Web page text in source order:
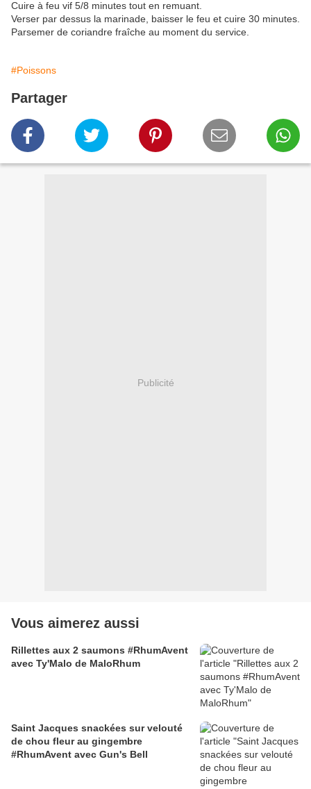
Cuire à feu vif 5/8 minutes tout en remuant.
Verser par dessus la marinade, baisser le feu et cuire 30 minutes.
Parsemer de coriandre fraîche au moment du service.
#Poissons
Partager
Publicité
Vous aimerez aussi
Rillettes aux 2 saumons #RhumAvent
avec Ty'Malo de MaloRhum
Saint Jacques snackées sur velouté
de chou fleur au gingembre
#RhumAvent avec Gun's Bell